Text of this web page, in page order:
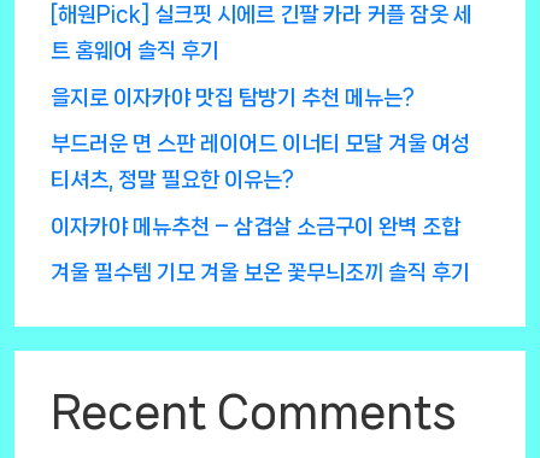
[해원Pick] 실크핏 시에르 긴팔 카라 커플 잠옷 세
트 홈웨어 솔직 후기
을지로 이자카야 맛집 탐방기 추천 메뉴는?
부드러운 면 스판 레이어드 이너티 모달 겨울 여성
티셔츠, 정말 필요한 이유는?
이자카야 메뉴추천 – 삼겹살 소금구이 완벽 조합
겨울 필수템 기모 겨울 보온 꽃무늬조끼 솔직 후기
Recent Comments